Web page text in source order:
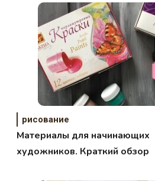
рисование
Материалы для начинающих
художников. Краткий обзор